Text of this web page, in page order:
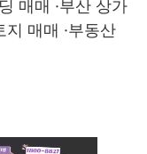
매매 ·부산 상가
지 매매 ·부동산